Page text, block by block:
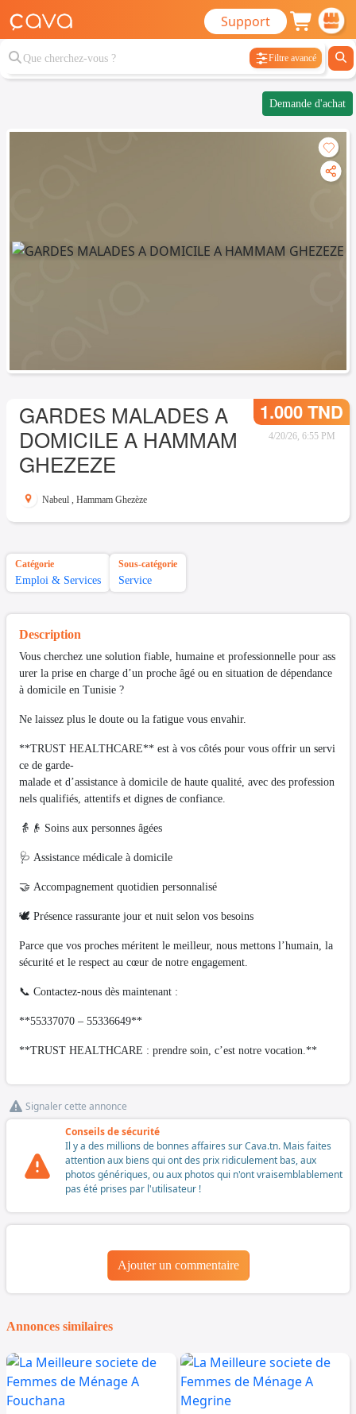
Support
Filtre avancé
Demande d'achat
GARDES MALADES A
DOMICILE A HAMMAM
GHEZEZE
1.000 TND
4/20/26, 6:55 PM
Nabeul , Hammam Ghezèze
Catégorie
Emploi & Services
Sous-catégorie
Service
Description
Vous cherchez une solution fiable, humaine et professionnelle pour ass
urer la prise en charge d’un proche âgé ou en situation de dépendance
à domicile en Tunisie ?
Ne laissez plus le doute ou la fatigue vous envahir.
**TRUST HEALTHCARE** est à vos côtés pour vous offrir un servi
ce de garde-
malade et d’assistance à domicile de haute qualité, avec des profession
nels qualifiés, attentifs et dignes de confiance.
👵👴 Soins aux personnes âgées
🩺 Assistance médicale à domicile
🤝 Accompagnement quotidien personnalisé
🕊️ Présence rassurante jour et nuit selon vos besoins
Parce que vos proches méritent le meilleur, nous mettons l’humain, la
sécurité et le respect au cœur de notre engagement.
📞 Contactez-nous dès maintenant :
**55337070 – 55336649**
**TRUST HEALTHCARE : prendre soin, c’est notre vocation.**
Signaler cette annonce
Conseils de sécurité
Il y a des millions de bonnes affaires sur Cava.tn. Mais faites
attention aux biens qui ont des prix ridiculement bas, aux
photos génériques, ou aux photos qui n'ont vraisemblablement
pas été prises par l'utilisateur !
Ajouter un commentaire
Annonces similaires